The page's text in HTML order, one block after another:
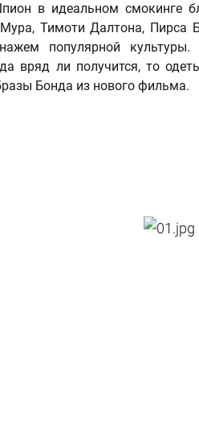
в идеальном смокинге
Тимоти Далтона, Пирса
популярной культуры.
вряд ли получится, то
Бонда из нового фильма.